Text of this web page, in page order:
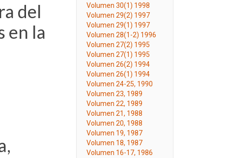
del
en la
Volumen 30(1) 1998
Volumen 29(2) 1997
Volumen 29(1) 1997
Volumen 28(1-2) 1996
Volumen 27(2) 1995
Volumen 27(1) 1995
Volumen 26(2) 1994
Volumen 26(1) 1994
Volumen 24-25, 1990
Volumen 23, 1989
Volumen 22, 1989
Volumen 21, 1988
Volumen 20, 1988
Volumen 19, 1987
Volumen 18, 1987
Volumen 16-17, 1986